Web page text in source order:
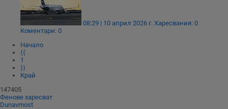
08:29 | 10 април 2026 г. Харесвания: 0
Коментари: 0
Начало
⟨⟨
1
⟩⟩
Край
147405
Фенове харесват
Dunavmost